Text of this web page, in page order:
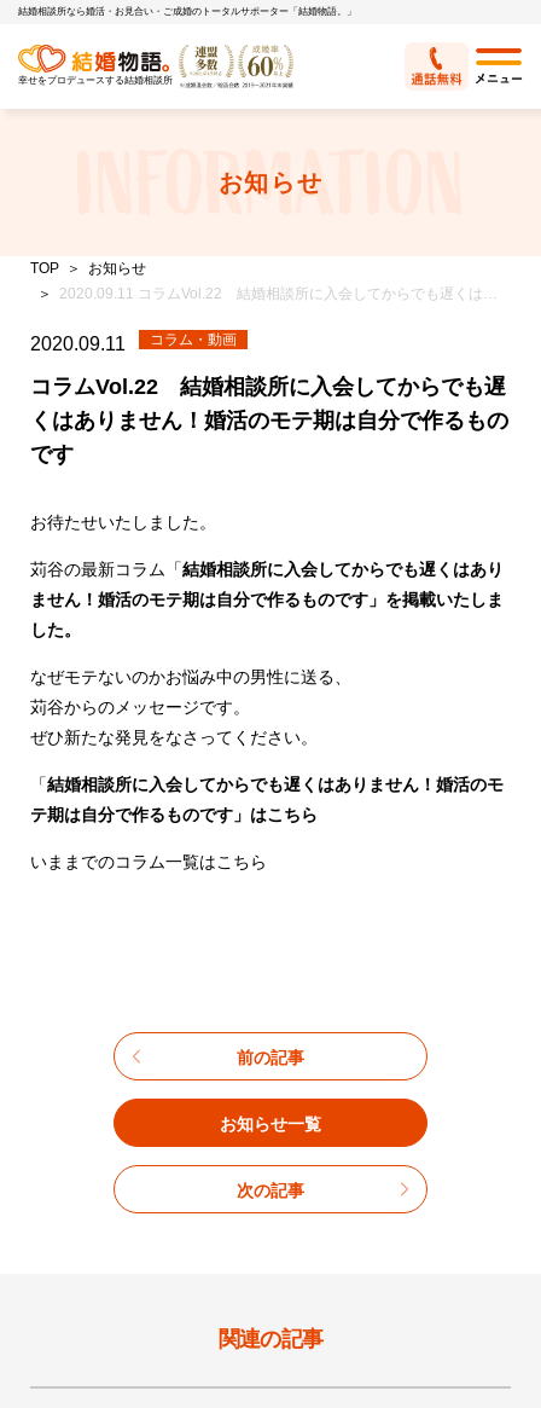
結婚相談所なら婚活・お見合い・ご成婚のトータルサポーター「結婚物語。」
幸せをプロデュースする結婚相談所
お知らせ
TOP
お知らせ
2020.09.11 コラムVol.22 結婚相談所に入会してからでも遅くはありません！婚活のモテ期は自分で作るものです
2020.09.11
コラムVol.22 結婚相談所に入会してからでも遅
くはありません！婚活のモテ期は自分で作るもの
です
コラム・動画
お待たせいたしました。
苅谷の最新コラム「結婚相談所に入会してからでも遅くはあり
ません！婚活のモテ期は自分で作るものです」を掲載いたしま
した。
なぜモテないのかお悩み中の男性に送る、
苅谷からのメッセージです。
ぜひ新たな発見をなさってください。
「結婚相談所に入会してからでも遅くはありません！婚活のモ
テ期は自分で作るものです」はこちら
いままでのコラム一覧はこちら
前の記事
お知らせ一覧
次の記事
関連の記事